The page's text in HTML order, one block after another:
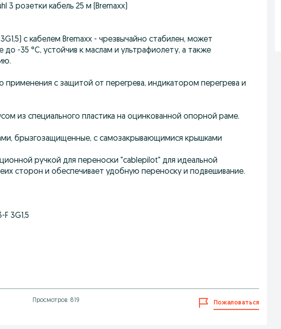
3 розетки кабель 25 м (Bremaxx)
с кабелем Bremaxx - чрезвычайно стабилен, может
-35 °C, устойчив к маслам и ультрафиолету, а также
применения с защитой от перегрева, индикатором перегрева и
из специального пластика на оцинкованной опорной раме.
брызгозащищенные, с самозакрывающимися крышками
ручкой для переноски "cablepilot" для идеальной
сторон и обеспечивает удобную переноску и подвешивание.
3G1,5
Просмотров: 819 Пожаловаться